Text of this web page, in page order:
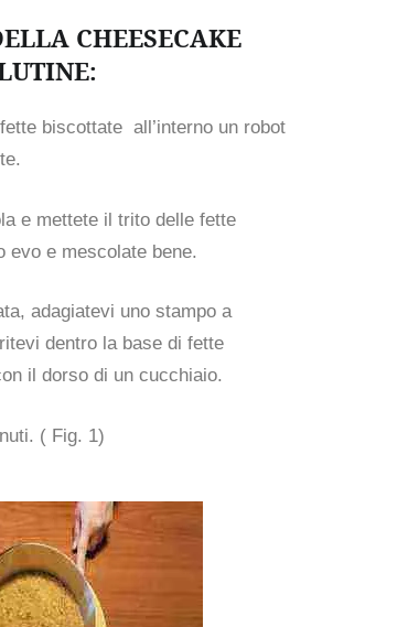
CHEESECAKE
biscottate all’interno un robot
e mettete il trito delle fette
evo e mescolate bene.
adagiatevi uno stampo a
dentro la base di fette
il dorso di un cucchiaio.
( Fig. 1)